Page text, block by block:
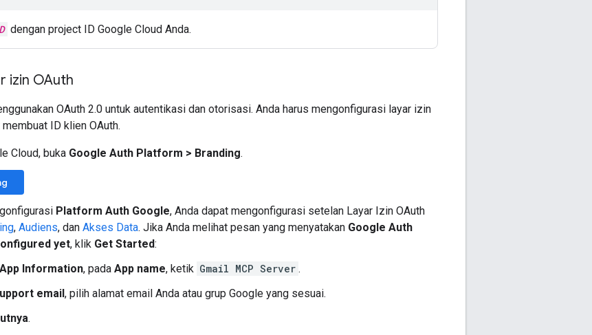
dengan project ID Google Cloud Anda.
izin OAuth
OAuth 2.0 untuk autentikasi dan otorisasi. Anda harus mengonfigurasi layar izin
ID klien OAuth.
Cloud, buka Google Auth Platform > Branding.
Platform Auth Google, Anda dapat mengonfigurasi setelan Layar Izin OAuth
, Audiens, dan Akses Data. Jika Anda melihat pesan yang menyatakan Google Auth
yet, klik Get Started:
App Information, pada App name, ketik Gmail MCP Server .
email, pilih alamat email Anda atau grup Google yang sesuai.
.